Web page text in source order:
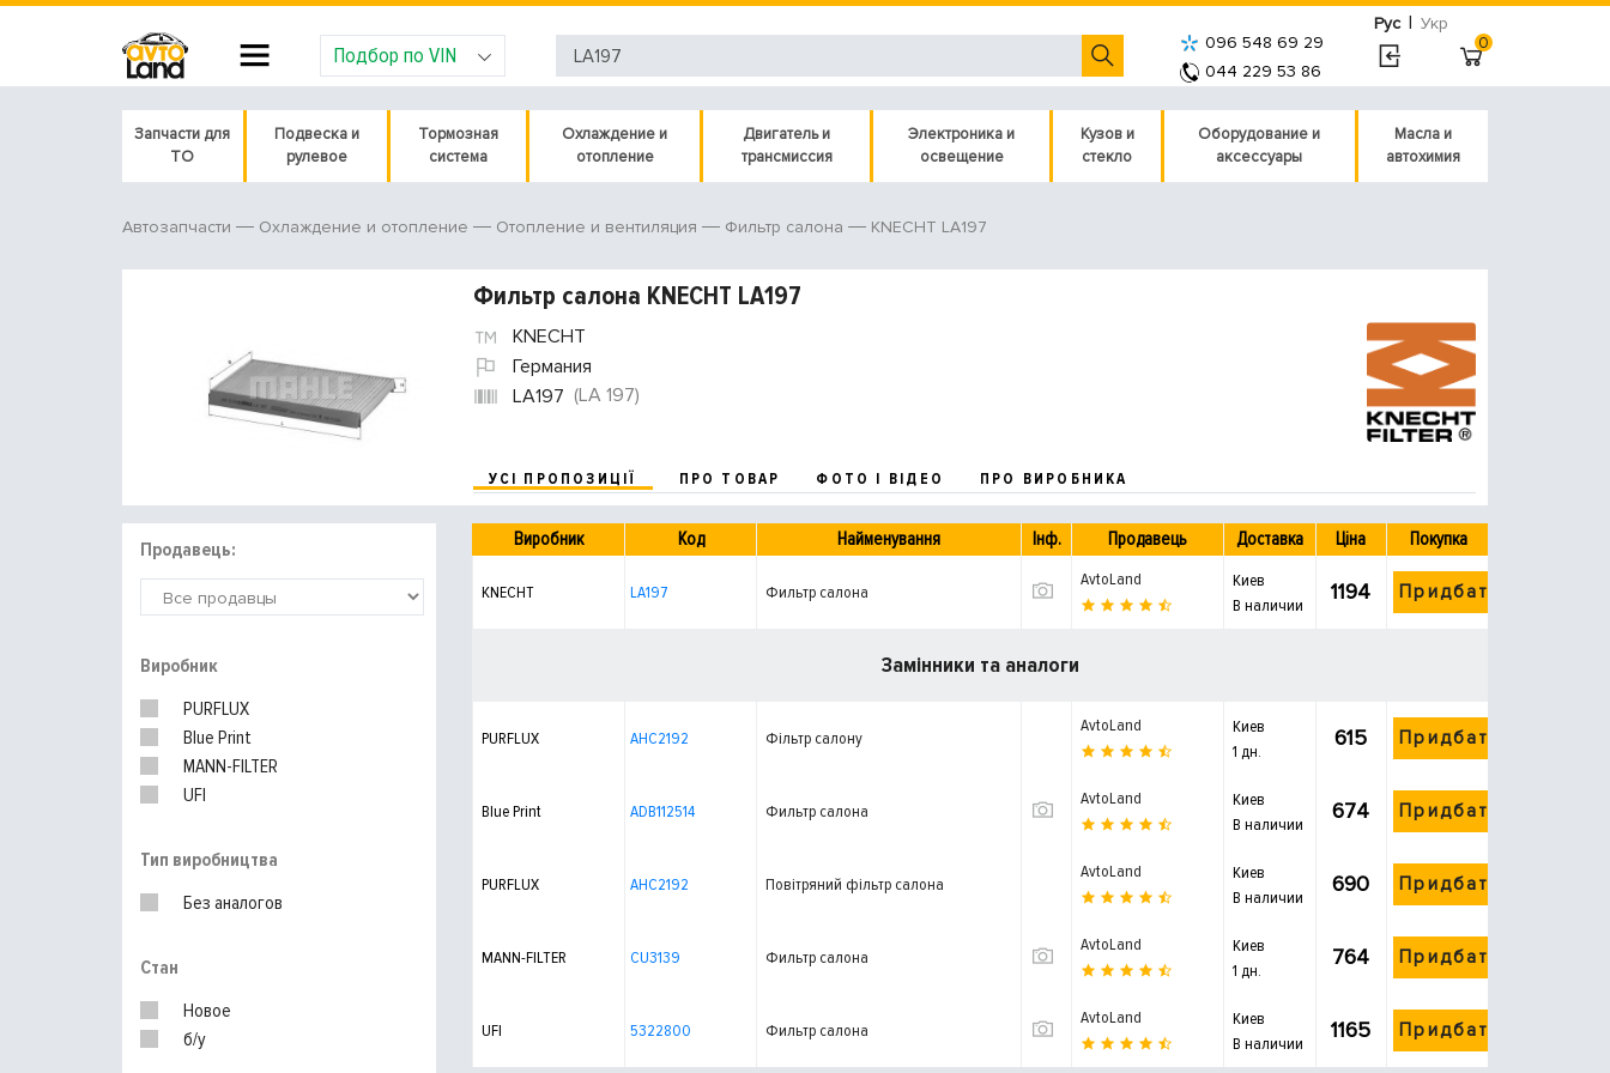
Рус | Укр
Подбор по VIN
096 548 69 29
044 229 53 86
0
Запчасти для
ТО
Подвеска и
рулевое
Тормозная
система
Охлаждение и
отопление
Двигатель и
трансмиссия
Электроника и
освещение
Кузов и
стекло
Оборудование и
аксессуары
Масла и
автохимия
Автозапчасти Охлаждение и отопление Отопление и вентиляция Фильтр салона KNECHT LA197
Фильтр салона KNECHT LA197
KNECHT
Германия
LA197 (LA 197)
УСІ ПРОПОЗИЦІЇ ПРО ТОВАР ФОТО І ВІДЕО ПРО ВИРОБНИКА
Продавець:
Виробник
PURFLUX
Blue Print
MANN-FILTER
UFI
Тип виробництва
Без аналогов
Стан
Новое
б/у
Виробник Код Найменування Інф. Продавець Доставка Ціна Покупка
KNECHT LA197 Фильтр салона
AvtoLand
Киев
В наличии
1194 Придбати
Замінники та аналоги
PURFLUX AHC2192 Фільтр салону
AvtoLand
Киев
1 дн.
615 Придбати
Blue Print ADB112514 Фильтр салона
AvtoLand
Киев
В наличии
674 Придбати
PURFLUX AHC2192 Повітряний фільтр салона
AvtoLand
Киев
В наличии
690 Придбати
MANN-FILTER CU3139 Фильтр салона
AvtoLand
Киев
1 дн.
764 Придбати
UFI 5322800 Фильтр салона
AvtoLand
Киев
В наличии
1165 Придбати